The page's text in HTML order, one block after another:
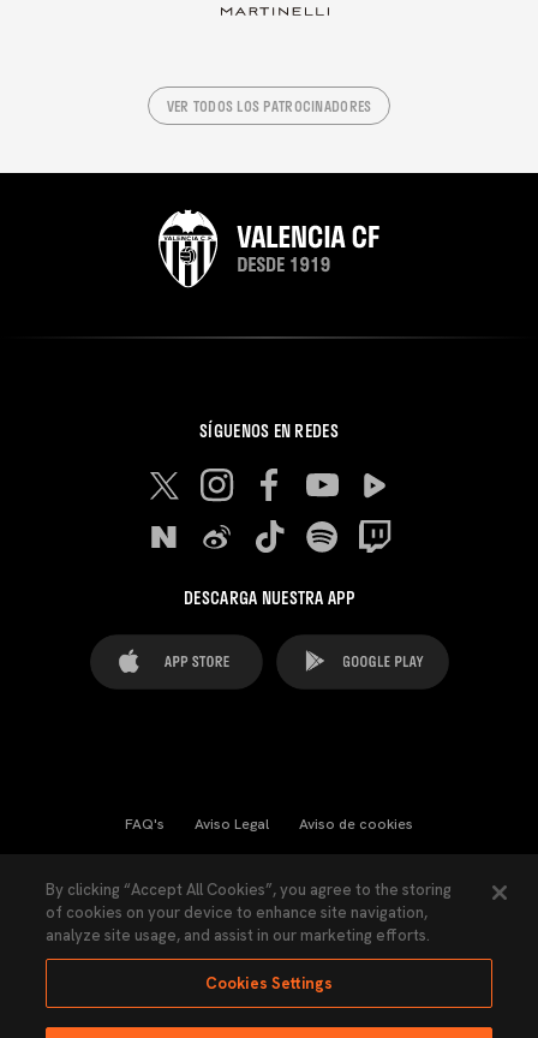
VER TODOS LOS PATROCINADORES
SÍGUENOS EN REDES
DESCARGA NUESTRA APP
FAQ's Aviso Legal Aviso de cookies
Ley Transparencia Política de Privacidad
Accesibilidad
By clicking “Accept All Cookies”, you agree to the storing
of cookies on your device to enhance site navigation,
analyze site usage, and assist in our marketing efforts.
Cookies Settings